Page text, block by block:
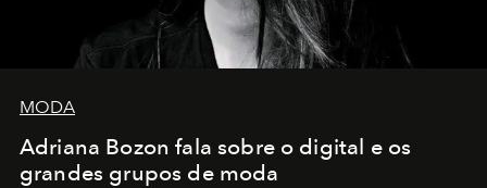
MODA
Adriana Bozon fala sobre o digital e os
grandes grupos de moda